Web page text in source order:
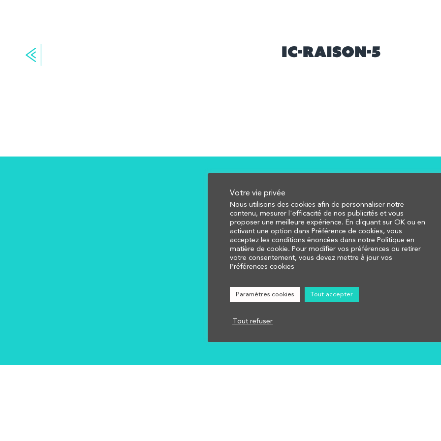
ic-raison-5
COMPRENDRE
CALCULER
AFFECTER
NOUS CONTACTER
Mentions légales
www.campus-
www.promotrans.fr
Groupe Promotrans
Votre vie privée
Nous utilisons des cookies afin de personnaliser notre
contenu, mesurer l'efficacité de nos publicités et vous
proposer une meilleure expérience. En cliquant sur OK ou en
activant une option dans Préférence de cookies, vous
acceptez les conditions énoncées dans notre Politique en
matière de cookie. Pour modifier vos préférences ou retirer
votre consentement, vous devez mettre à jour vos
Préférences cookies
Paramètres cookies Tout accepter
Tout refuser